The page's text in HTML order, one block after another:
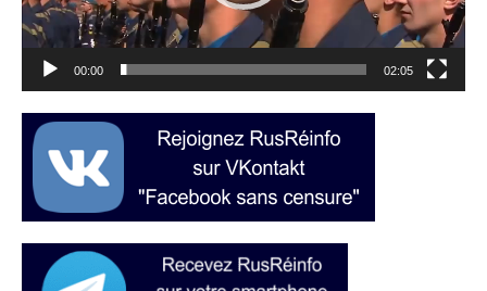
00:00 02:05